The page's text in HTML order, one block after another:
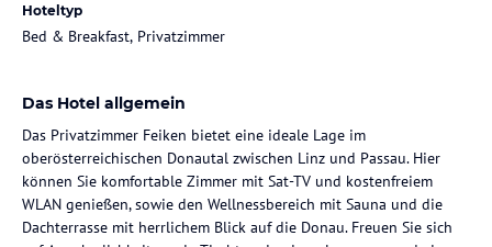
Hoteltyp
Bed & Breakfast, Privatzimmer
Das Hotel allgemein
Das Privatzimmer Feiken bietet eine ideale Lage im
oberösterreichischen Donautal zwischen Linz und Passau. Hier
können Sie komfortable Zimmer mit Sat-TV und kostenfreiem
WLAN genießen, sowie den Wellnessbereich mit Sauna und die
Dachterrasse mit herrlichem Blick auf die Donau. Freuen Sie sich